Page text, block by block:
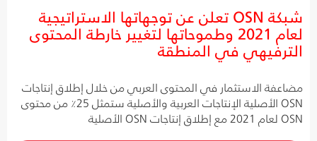
شبكة OSN تعلن عن توجهاتها الاستراتيجية
لعام 2021 وطموحاتها لتغيير خارطة المحتوى
الترفيهي في المنطقة
مضاعفة الاستثمار في المحتوى العربي من خلال إطلاق إنتاجات
OSN الأصلية الإنتاجات العربية والأصلية ستمثل 25٪ من محتوى
OSN لعام 2021 مع إطلاق إنتاجات OSN الأصلية